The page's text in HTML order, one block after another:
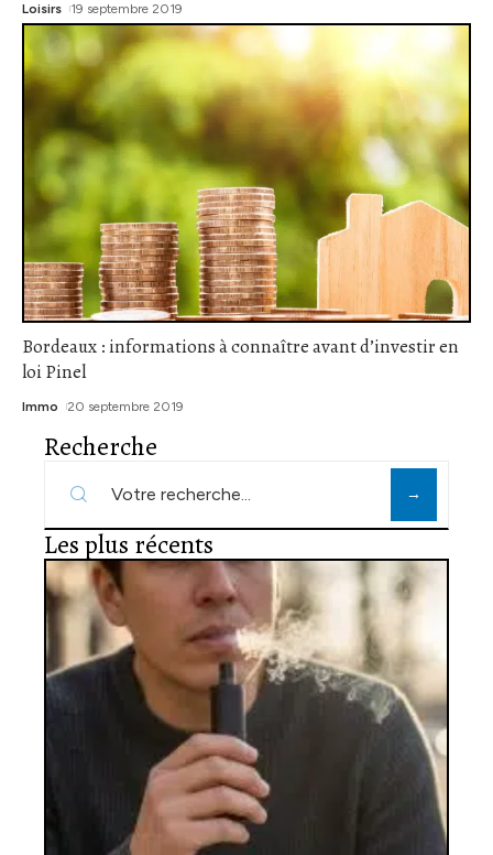
Loisirs 19 septembre 2019
Bordeaux : informations à connaître avant d’investir en
loi Pinel
Immo 20 septembre 2019
Recherche
Les plus récents